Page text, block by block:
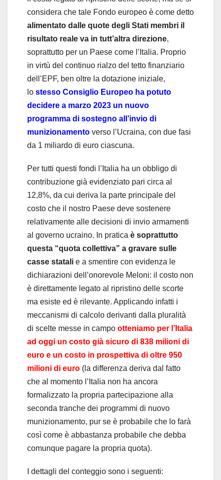
considera che tale Fondo europeo è come detto
alimentato dalle quote degli Stati membri il
risultato reale va in tutt’altra direzione,
soprattutto per un Paese come l’Italia. Proprio
in virtù del continuo rialzo del tetto finanziario
dell’EPF, ben oltre la dotazione iniziale,
lo stesso Consiglio Europeo ha potuto
decidere a marzo 2023 un nuovo
programma di sostegno all’invio di
munizionamento verso l’Ucraina, con due fasi
da 1 miliardo di euro ciascuna.
Per tutti questi fondi l’Italia ha un obbligo di
contribuzione già evidenziato pari circa al
12,8%, da cui deriva la parte principale del
costo che il nostro Paese deve sostenere
relativamente alle decisioni di invio armamenti
al governo ucraino. In pratica è soprattutto
questa “quota collettiva” a gravare sulle
casse statali e a smentire con evidenza le
dichiarazioni dell’onorevole Meloni: il costo non
è direttamente legato al ripristino delle scorte
ma esiste ed è rilevante. Applicando infatti i
meccanismi di calcolo derivanti dalla pluralità
di scelte messe in campo otteniamo per l’Italia
ad oggi un costo già sicuro di 838 milioni di
euro e un costo in prospettiva di oltre 950
milioni di euro (la differenza deriva dal fatto
che al momento l’Italia non ha ancora
formalizzato la propria partecipazione alla
seconda tranche dei programmi di nuovo
munizionamento, pur se è probabile che lo farà
così come è abbastanza probabile che debba
comunque pagare la propria quota).
I dettagli del conteggio sono i seguenti: